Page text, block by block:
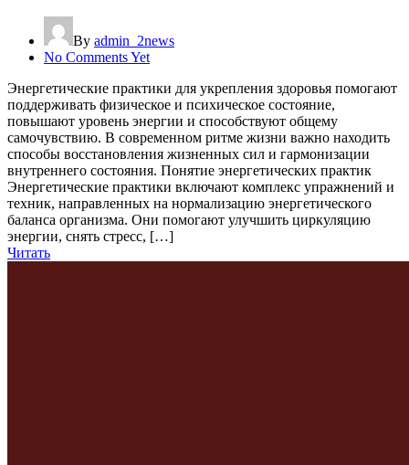
By admin_2news
No Comments Yet
Энергетические практики для укрепления здоровья помогают
поддерживать физическое и психическое состояние,
повышают уровень энергии и способствуют общему
самочувствию. В современном ритме жизни важно находить
способы восстановления жизненных сил и гармонизации
внутреннего состояния. Понятие энергетических практик
Энергетические практики включают комплекс упражнений и
техник, направленных на нормализацию энергетического
баланса организма. Они помогают улучшить циркуляцию
энергии, снять стресс, […]
Читать